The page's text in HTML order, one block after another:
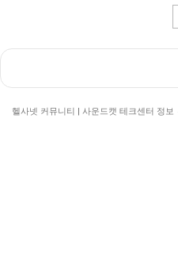
헬사넷 커뮤니티 | 사운드캣 테크센터 정보
© 헬사넷 커뮤니티